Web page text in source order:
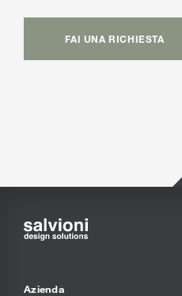
FAI UNA RICHIESTA
Azienda